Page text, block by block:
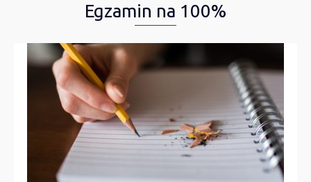
Egzamin na 100%